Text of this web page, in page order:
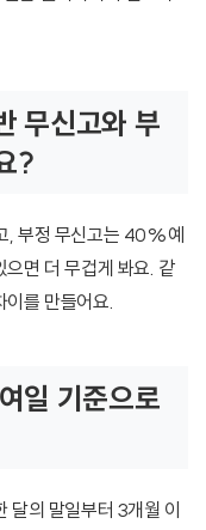
무신고와 부
?
, 부정 무신고는 40%예
면 더 무겁게 봐요. 같
이를 만들어요.
일 기준으로
달의 말일부터 3개월 이